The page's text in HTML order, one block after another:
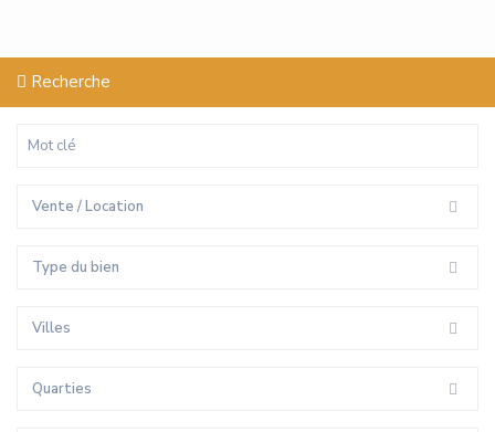
Recherche
Vente / Location
Type du bien
Villes
Quarties